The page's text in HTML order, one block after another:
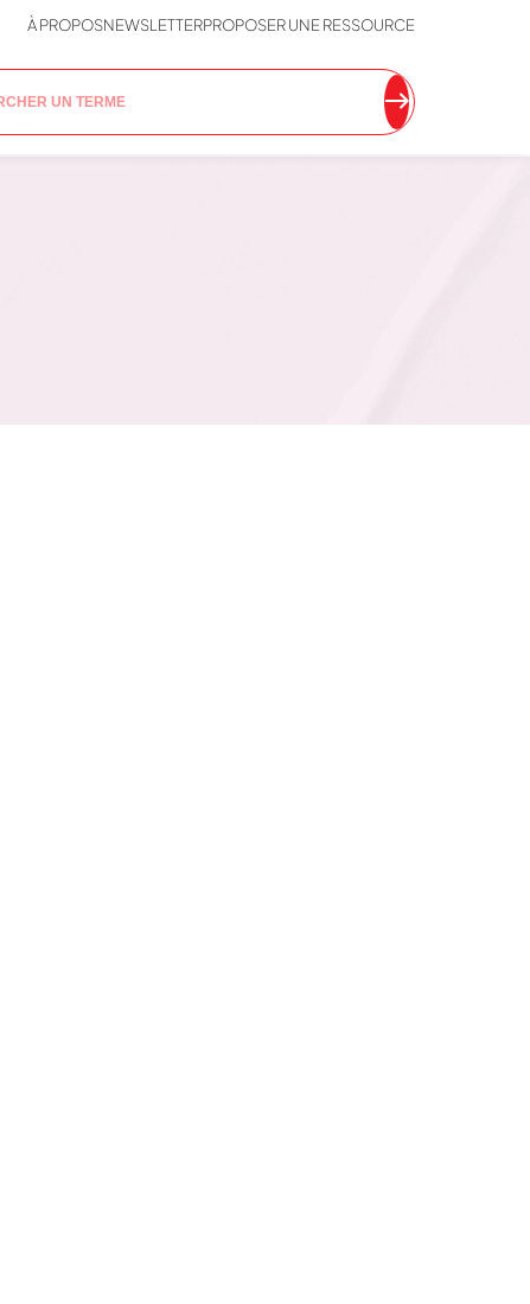
À PROPOSNEWSLETTERPROPOSER UNE RESSOURCE